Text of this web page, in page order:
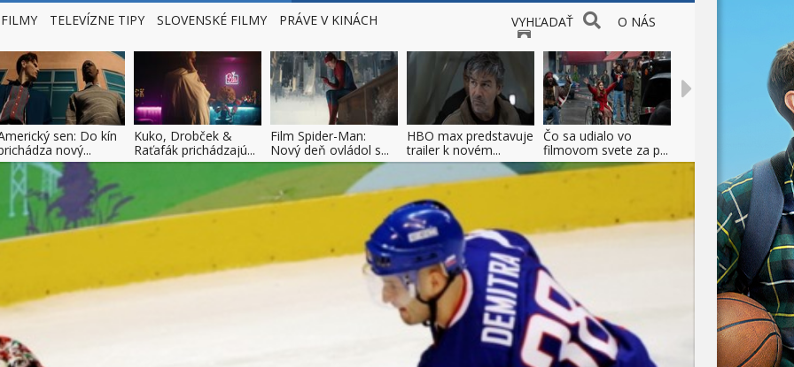
VYHĽADAŤ O NÁS
TELEVÍZNE TIPY SLOVENSKÉ FILMY PRÁVE V KINÁCH
sen: Do kín
nový...
Kuko, Drobček &
Raťafák prichádzajú...
Film Spider-Man:
Nový deň ovládol s...
HBO max predstavuje
trailer k novém...
Čo sa udialo vo
filmovom svete za p...